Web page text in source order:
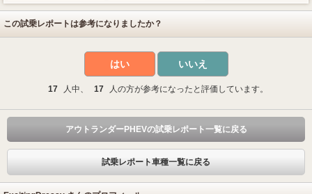
この試乗レポートは参考になりましたか？
はい いいえ
17 人中、 17 人の方が参考になったと評価しています。
アウトランダーPHEVの試乗レポート一覧に戻る
試乗レポート車種一覧に戻る